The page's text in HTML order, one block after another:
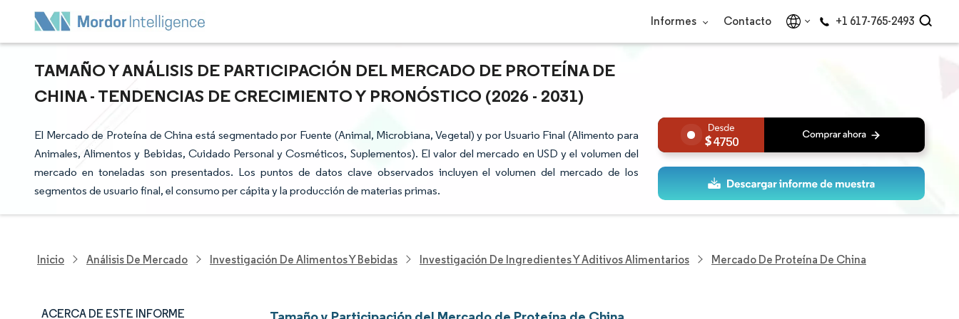
Informes Contacto +1 617-765-2493
TAMAÑO Y ANÁLISIS DE PARTICIPACIÓN DEL MERCADO DE PROTEÍNA DE
CHINA - TENDENCIAS DE CRECIMIENTO Y PRONÓSTICO (2026 - 2031)
El Mercado de Proteína de China está segmentado por Fuente (Animal, Microbiana, Vegetal) y por Usuario Final (Alimento para
Animales, Alimentos y Bebidas, Cuidado Personal y Cosméticos, Suplementos). El valor del mercado en USD y el volumen del
mercado en toneladas son presentados. Los puntos de datos clave observados incluyen el volumen del mercado de los
segmentos de usuario final, el consumo per cápita y la producción de materias primas.
4750
Inicio Análisis De Mercado Investigación De Alimentos Y Bebidas Investigación De Ingredientes Y Aditivos Alimentarios Mercado De Proteína De China
ACERCA DE ESTE INFORME